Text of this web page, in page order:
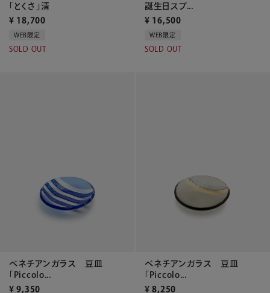
「とくさ」清
¥ 18,700
WEB限定
SOLD OUT
誕生日スプ...
¥ 16,500
WEB限定
SOLD OUT
ベネチアンガラス 豆皿
「Piccolo...
¥ 9,350
ベネチアンガラス 豆皿
「Piccolo...
¥ 8,250